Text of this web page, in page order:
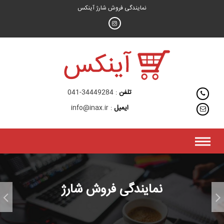
نمایندگی فروش شارژ آینکس
تلفن 041-34449284
ایمیل info@inax.ir
نمایندگی فروش شارژ
قطعی سرویس های همراه اول
از تاریخ 17 فروردین ماه 1404 حوالی ساعت 18 سرویس...